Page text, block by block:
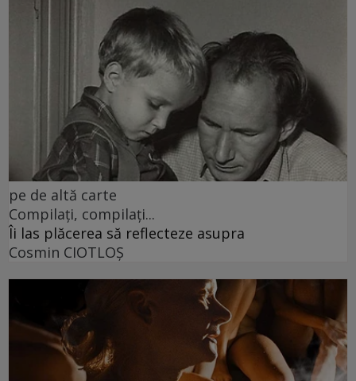
pe de altă carte
Compilați, compilați...
Îi las plăcerea să reflecteze asupra
Cosmin CIOTLOŞ